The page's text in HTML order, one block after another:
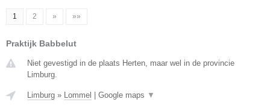
1 2 » »»
Praktijk Babbelut
Niet gevestigd in de plaats Herten, maar wel in de provincie
Limburg.
Limburg » Lommel Google maps ▼